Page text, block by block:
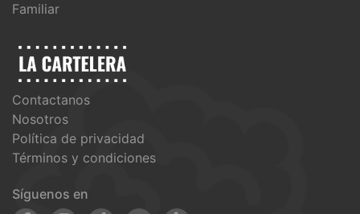
Familiar
Contactanos
Nosotros
Política de privacidad
Términos y condiciones
Síguenos en